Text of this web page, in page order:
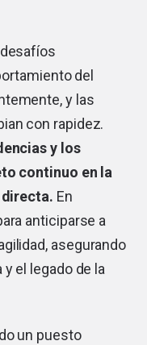
del
y las
con rapidez.
y los
continuo en la
En
anticiparse a
asegurando
el legado de la
un puesto